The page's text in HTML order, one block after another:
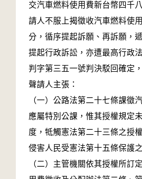
交汽車燃料使用費新台幣四千
請人不服上揭徵收汽車燃料使
分，循序提起訴願、再訴願，
提起行政訴訟，亦遭最高行政
判字第三五一號判決駁回確定
聲請人主張：
（一）公路法第二十七條課徵
應屬特別公課，惟其授權規定
度，牴觸憲法第二十三條之授
侵害人民受憲法第十五條保護
（二）主管機關依其授權所訂